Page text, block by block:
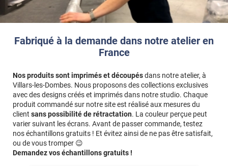
Fabriqué à la demande dans notre atelier en
France
Nos produits sont imprimés et découpésdans notre atelier, à
Villars-les-Dombes. Nous proposons des collections exclusives
avec des designs créés et imprimés dans notre studio. Chaque
produit commandé sur notre site est réalisé aux mesures du
client sans possibilité de rétractation. La couleur perçue peut
varier suivant les écrans. Avant de passer commande, testez
nos échantillons gratuits ! Et évitez ainsi de ne pas être satisfait,
ou de vous tromper 😉
Demandez vos échantillons gratuits !